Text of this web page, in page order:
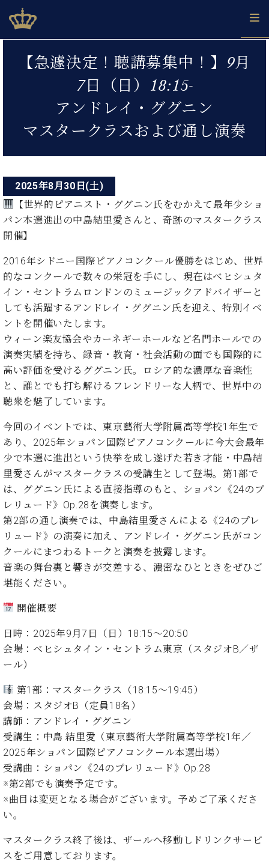
to
content
ベヒシュタインジャパン公式サイト
BECHSTEIN JAPAN Official Site
ヒ
ュ
コ
ン
ー
ベ
ヒ
シ
ュ
タ
イ
ン
レ
ジ
デ
ン
C.
ベ
ヒ
タ
イ
ン
コ
ン
ー
/
C.
シ
ュ
タ
イ
ン
レ
ン
ス
ヒ
ピ
ア
ノ
技
術
グ
ラ
ン
ド
ピ
ノ
を
る
こ
と
音
色
と
タ
ッ
チ
ベ
ヒ
シ
ュ
タ
イ
ン・
パ
ン
取
組
み
ピ
ア
ノ
製
造
番
号
ベ
ヒ
シ
ュ
タ
ン
の
秘
密
シ
ュ
タ
イ
ン
ブ
ラ
ン
ド
ス
ト
リ
ー
音
家
達
の
声
ヒ
シ
ュ
タ
イ
ン
音
ベ
ヒ
ュ
タ
イ
ン
を
弾
く
前
に
ヒ
シ
ニ
ュ
ス・
イ
ベ
ン
ト
ご
案
内
各
舗
か
ら
の
知
ら
せ
(入
荷
情
報
等)
プ
レ
ス
リ
リ
ー
ス
ら
せ・
デ
ア
情
報)
キ
ャ
ン
ペ
ー
ン
コ
サ
正
規
デ
ー
ー・
取
扱
店
舗・
サ
ロ
ン・
調
律
演
奏
し
た
い！
学
び
い！
録
音
し
た
い！
と
い
う
方
お
近
く
の
直
営
店
舗
ま
で
オンライン試弾
メルマガ登録
味
か
ら
本
格
的
に
学
ぶ
方
ま
で
大
歓
迎。
シュ
社
案
用
報
ベ
ヒ
シ
ュ
イ
ン・
サ
ロ
ン
会
員
ベ
ヒ
ュ
タ
イ
ン・
ジ
パ
ン
ブ
ロ
グ
【急遽決定！聴講募集中！】9月
7日（日）18:15-
アンドレイ・ググニン
マスタークラスおよび通し演奏
2025年8月30日(土)
【世界的ピアニスト・ググニン氏をむかえて最年少ショ
パン本選進出の中島結里愛さんと、奇跡のマスタークラス
開催】
2016年シドニー国際ピアノコンクール優勝をはじめ、世界
的なコンクールで数々の栄冠を手にし、現在はベヒシュタ
イン・セントラムロンドンのミュージックアドバイザーと
しても活躍するアンドレイ・ググニン氏を迎え、特別イベ
ントを開催いたします。
ウィーン楽友協会やカーネギーホールなど名門ホールでの
演奏実績を持ち、録音・教育・社会活動の面でも国際的に
高い評価を受けるググニン氏。ロシア的な濃厚な音楽性
と、誰とでも打ち解けるフレンドリーな人柄で、世界中の
聴衆を魅了しています。
今回のイベントでは、東京藝術大学附属高等学校1年生で
あり、2025年ショパン国際ピアノコンクールに今大会最年
少で本選に進出という快挙を成し遂げた若き才能・中島結
里愛さんがマスタークラスの受講生として登場。第1部で
は、ググニン氏による直接指導のもと、ショパン《24のプ
レリュード》Op.28を演奏します。
第2部の通し演奏では、中島結里愛さんによる《24のプレ
リュード》の演奏に加え、アンドレイ・ググニン氏がコン
クールにまつわるトークと演奏を披露します。
音楽の舞台裏と響きが交差する、濃密なひとときをぜひご
堪能ください。
開催概要
日時：2025年9月7日（日）18:15〜20:50
会場：ベヒシュタイン・セントラム東京（スタジオB／ザ
ール）
第1部：マスタークラス（18:15〜19:45）
会場：スタジオB（定員18名）
講師：アンドレイ・ググニン
受講生：中島 結里愛（東京藝術大学附属高等学校1年／
2025年ショパン国際ピアノコンクール本選出場）
受講曲：ショパン《24のプレリュード》Op.28
※第2部でも演奏予定です。
※曲目は変更となる場合がございます。予めご了承くださ
い。
マスタークラス終了後は、ザールへ移動しドリンクサービ
スをご用意しております。
ョ
ン